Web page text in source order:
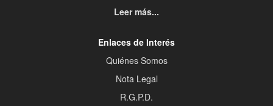
Leer más...
Enlaces de Interés
Quiénes Somos
Nota Legal
R.G.P.D.